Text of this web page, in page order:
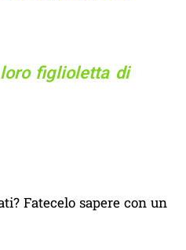
figlioletta di
Fatecelo sapere con un